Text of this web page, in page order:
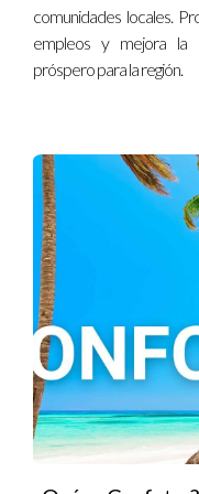
golf, aeropuerto y
Confotur, han
atracción de
ha mejorado, lo
internacionales.
Este
utilizado los
construcción de
enfoque en el
Punta Cana
segmento de
Reflexiones
Al observar el éxito del
evidente que la
comunidades locales.
empleos y mejora la
próspero para la región.